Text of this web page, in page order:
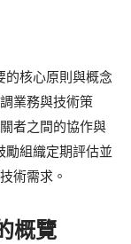
的核心原則與概念
業務與技術策
者之間的協作與
勵組織定期評估並
術需求。
概覽